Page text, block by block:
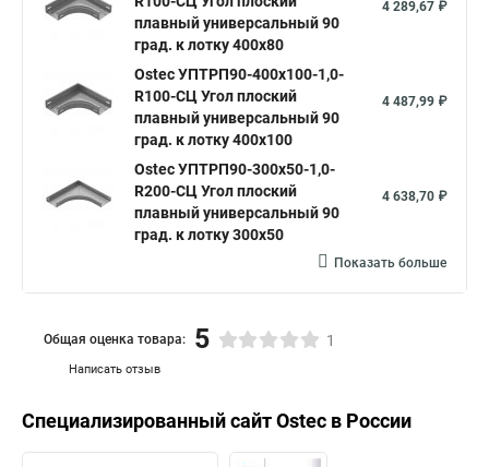
плавный универсальный 90
град. к лотку 400х80
4 289,67 ₽
Ostec УПТРП90-400х100-1,0-
R100-СЦ Угол плоский
плавный универсальный 90
град. к лотку 400х100
4 487,99 ₽
Ostec УПТРП90-300х50-1,0-
R200-СЦ Угол плоский
плавный универсальный 90
град. к лотку 300х50
4 638,70 ₽
Показать больше
Написать отзыв
Общая оценка товара: 5 1
Специализированный сайтOstec в России